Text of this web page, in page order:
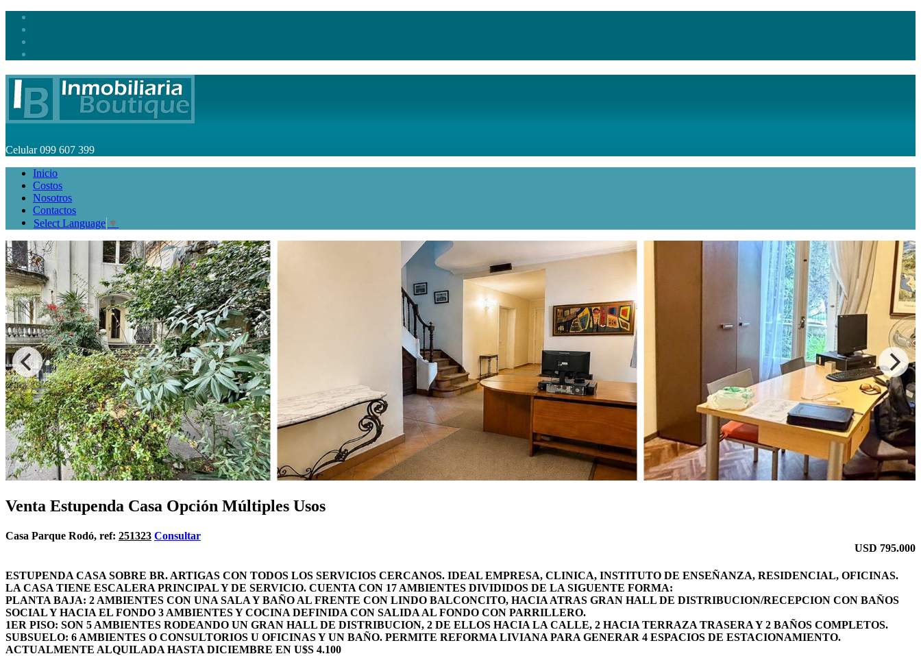
Celular099 607 399
Inicio
Costos
Nosotros
Contactos
Select Language ▼
Venta Estupenda Casa Opción Múltiples Usos
Casa Parque Rodó, ref: 251323 Consultar
USD 795.000
ESTUPENDA CASA SOBRE BR. ARTIGAS CON TODOS LOS SERVICIOS CERCANOS. IDEAL EMPRESA, CLINICA, INSTITUTO DE ENSEÑANZA, RESIDENCIAL, OFICINAS.
LA CASA TIENE ESCALERA PRINCIPAL Y DE SERVICIO. CUENTA CON 17 AMBIENTES DIVIDIDOS DE LA SIGUENTE FORMA:
PLANTA BAJA: 2 AMBIENTES CON UNA SALA Y BAÑO AL FRENTE CON LINDO BALCONCITO, HACIA ATRAS GRAN HALL DE DISTRIBUCION/RECEPCION CON BAÑOS
SOCIAL Y HACIA EL FONDO 3 AMBIENTES Y COCINA DEFINIDA CON SALIDA AL FONDO CON PARRILLERO.
1ER PISO: SON 5 AMBIENTES RODEANDO UN GRAN HALL DE DISTRIBUCION, 2 DE ELLOS HACIA LA CALLE, 2 HACIA TERRAZA TRASERA Y 2 BAÑOS COMPLETOS.
SUBSUELO: 6 AMBIENTES O CONSULTORIOS U OFICINAS Y UN BAÑO. PERMITE REFORMA LIVIANA PARA GENERAR 4 ESPACIOS DE ESTACIONAMIENTO.
ACTUALMENTE ALQUILADA HASTA DICIEMBRE EN U$S 4.100